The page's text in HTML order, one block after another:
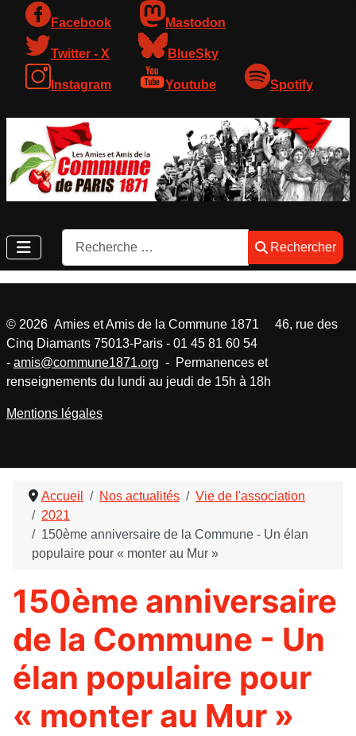
Facebook Mastodon
Twitter - X BlueSky
Instagram Youtube Spotify
Rechercher
Rechercher
Accueil Nos actualités
Vie de l'association
2021
150ème anniversaire de la Commune - Un élan
populaire pour « monter au Mur »
150ème anniversaire
de la Commune - Un
élan populaire pour
« monter au Mur »
© 2026 Amies et Amis de la Commune 1871 46, rue des
Cinq Diamants 75013-Paris - 01 45 81 60 54
- amis@commune1871.org - Permanences et
renseignements du lundi au jeudi de 15h à 18h
Mentions légales